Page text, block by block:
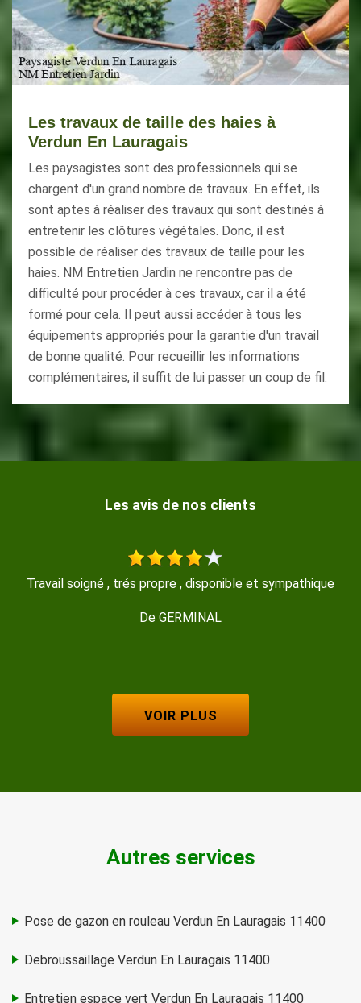
Les travaux de taille des haies à
Verdun En Lauragais
Les paysagistes sont des professionnels qui se
chargent d'un grand nombre de travaux. En effet, ils
sont aptes à réaliser des travaux qui sont destinés à
entretenir les clôtures végétales. Donc, il est
possible de réaliser des travaux de taille pour les
haies. NM Entretien Jardin ne rencontre pas de
difficulté pour procéder à ces travaux, car il a été
formé pour cela. Il peut aussi accéder à tous les
équipements appropriés pour la garantie d'un travail
de bonne qualité. Pour recueillir les informations
complémentaires, il suffit de lui passer un coup de fil.
Les avis de nos clients
Travail très propre et soyeux rapide et efficace je
VOIR PLUS
Autres services
Pose de gazon en rouleau Verdun En Lauragais 11400
Debroussaillage Verdun En Lauragais 11400
Entretien espace vert Verdun En Lauragais 11400